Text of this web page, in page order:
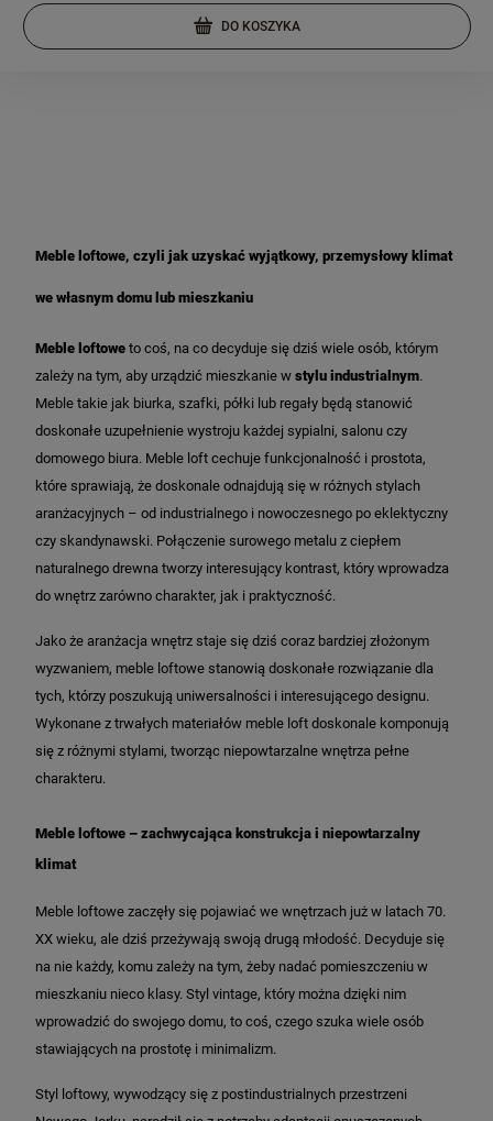
DO KOSZYKA
Meble loftowe, czyli jak uzyskać wyjątkowy, przemysłowy klimat
we własnym domu lub mieszkaniu
Meble loftowe to coś, na co decyduje się dziś wiele osób, którym
zależy na tym, aby urządzić mieszkanie w stylu industrialnym.
Meble takie jak biurka, szafki, półki lub regały będą stanowić
doskonałe uzupełnienie wystroju każdej sypialni, salonu czy
domowego biura. Meble loft cechuje funkcjonalność i prostota,
które sprawiają, że doskonale odnajdują się w różnych stylach
aranżacyjnych – od industrialnego i nowoczesnego po eklektyczny
czy skandynawski. Połączenie surowego metalu z ciepłem
naturalnego drewna tworzy interesujący kontrast, który wprowadza
do wnętrz zarówno charakter, jak i praktyczność.
Jako że aranżacja wnętrz staje się dziś coraz bardziej złożonym
wyzwaniem, meble loftowe stanowią doskonałe rozwiązanie dla
tych, którzy poszukują uniwersalności i interesującego designu.
Wykonane z trwałych materiałów meble loft doskonale komponują
się z różnymi stylami, tworząc niepowtarzalne wnętrza pełne
charakteru.
Meble loftowe – zachwycająca konstrukcja i niepowtarzalny
klimat
Meble loftowe zaczęły się pojawiać we wnętrzach już w latach 70.
XX wieku, ale dziś przeżywają swoją drugą młodość. Decyduje się
na nie każdy, komu zależy na tym, żeby nadać pomieszczeniu w
mieszkaniu nieco klasy. Styl vintage, który można dzięki nim
wprowadzić do swojego domu, to coś, czego szuka wiele osób
stawiających na prostotę i minimalizm.
Styl loftowy, wywodzący się z postindustrialnych przestrzeni